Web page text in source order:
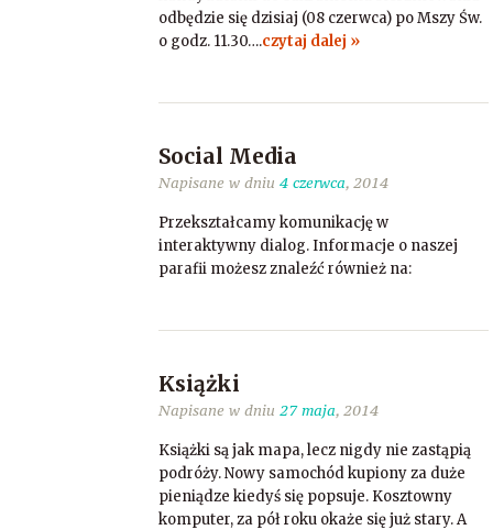
odbędzie się dzisiaj (08 czerwca) po Mszy Św.
o godz. 11.30….czytaj dalej »
Social Media
Napisane w dniu 4 czerwca, 2014
Przekształcamy komunikację w
interaktywny dialog. Informacje o naszej
parafii możesz znaleźć również na:
Książki
Napisane w dniu 27 maja, 2014
Książki są jak mapa, lecz nigdy nie zastąpią
podróży. Nowy samochód kupiony za duże
pieniądze kiedyś się popsuje. Kosztowny
komputer, za pół roku okaże się już stary. A